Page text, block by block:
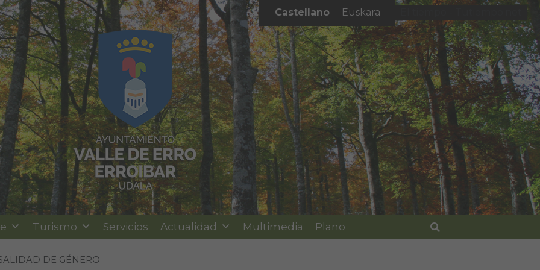
Castellano Euskara
Turismo Servicios Actualidad Multimedia Plano
Buscar
DE GÉNERO